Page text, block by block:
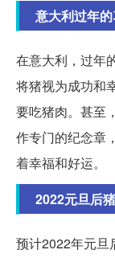
意大利过年
在意大利，过年
将猪视为成功和
要吃猪肉。甚至
作专门的纪念章
着幸福和好运。
2022元旦后
预计2022年元旦